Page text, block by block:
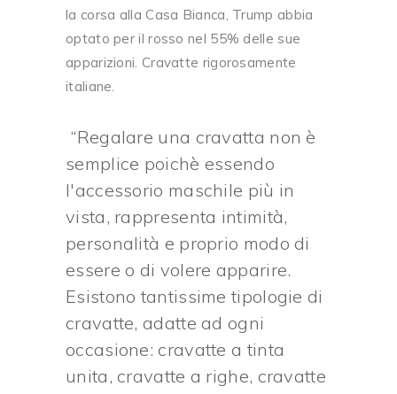
la corsa alla Casa Bianca, Trump abbia
optato per il rosso nel 55% delle sue
apparizioni. Cravatte rigorosamente
italiane.
Regalare una cravatta non è
semplice poichè essendo
l'accessorio maschile più in
vista, rappresenta intimità,
personalità e proprio modo di
essere o di volere apparire.
Esistono tantissime tipologie di
cravatte, adatte ad ogni
occasione: cravatte a tinta
unita, cravatte a righe, cravatte